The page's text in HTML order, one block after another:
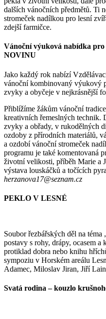
dalších vánočních předmětů. Ti
stromeček nadílkou pro lesní
zdejší farmičce.
Vánoční výuková nabídka
NOVINU
Jako každý rok nabízí
vánoční kombinovaný výukový
zvyky a obyčeje v nejkrásnější
Přiblížíme žákům vánoční
kreativních řemeslných technik.
zvyky a obřady, v rukodělných
ozdoby z přírodních materiálů,
a ozdobí vánoční stromeček
programu je také komentovaná
životní velikosti, příběh Marie a
výstava louskáčků a točících
herzanova17@seznam.cz
PEKLO V LESNÉ
Soubor řezbářských děl na
postavy s rohy, drápy, ocasem
protiklad dobra nebo knihu
sympoziu v Horském areálu
Adamec, Miloslav Jiran, Jiří
Svatá rodina – kouzlo